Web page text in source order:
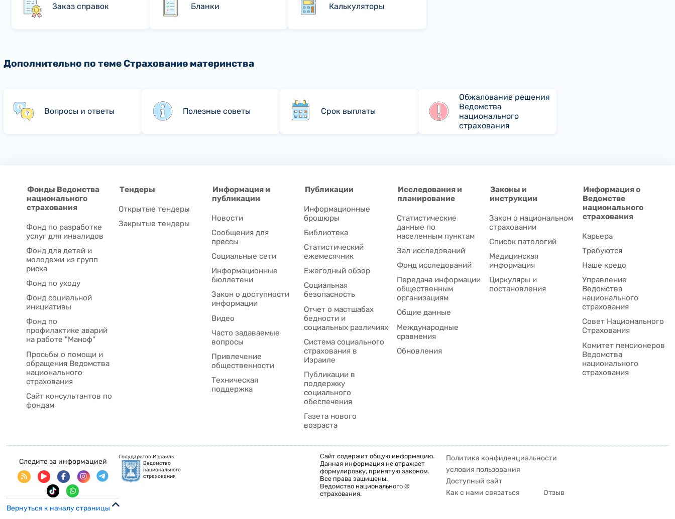
Заказ справок Бланки Калькуляторы
Дополнительно по теме Страхование материнства
Вопросы и ответы Полезные советы Срок выплаты
Обжалование решения
Ведомства
национального
страхования
Информация о
Ведомстве
национального
страхования
Карьера
Требуются
Наше кредо
Управление
Ведомства
национального
страхования
Совет Национального
Cтрахования
Комитет пенсионеров
Ведомства
национального
страхования
Законы и
инструкции
Закон о национальном
страховании
Список патологий
Медицинская
информация
Циркуляры и
постановления
Исследования и
планирование
Статистические
данные по
населенным пунктам
Зал исследований
Фонд исследований
Передача информации
общественным
организациям
Общие данные
Международные
сравнения
Обновления
Публикации
Информационные
брошюры
Библиотека
Статистический
ежемесячник
Ежегодный обзор
Социальная
безопасность
Отчет о мастшабах
бедности и
социальных различиях
Система социального
страхования в
Израиле
Публикации в
поддержку
социального
обеспечения
Газета нового
возраста
Информация и
публикации
Новости
Сообщения для
прессы
Социальные сети
Информационные
бюллетени
Закон о доступности
информации
Видео
Часто задаваемые
вопросы
Привлечение
общественности
Техническая
поддержка
Тендеры
Открытые тендеры
Закрытые тендеры
Фонды Ведомства
национального
страхования
Фонд по разработке
услуг для инвалидов
Фонд для детей и
молодежи из групп
риска
Фонд по уходу
Фонд социальной
инициативы
Фонд по
профилактике аварий
на работе "Маноф"
Просьбы о помощи и
обращения Ведомства
национального
страхования
Сайт консультантов по
фондам
Государство Израиль
Ведомство
национального
страхования
Сайт содержит общую информацию.
Данная информация не отражает
формулировку, принятую законом.
Все права защищены.
Ведомство национального ©
страхования.
Следите за информацией
Политика конфиденциальности
условия пользования
Доступный сайт
Как с нами связаться
Отзыв
Вернуться к началу страницы